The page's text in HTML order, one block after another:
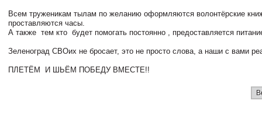
Всем труженикам тылам по желанию оформляются волонтёрские
проставляются часы.
А также тем кто будет помогать постоянно , предоставляется
Зеленоград СВОих не бросает, это не просто слова, а наши с вами
ПЛЕТЁМ И ШЬЁМ ПОБЕДУ ВМЕСТЕ!!